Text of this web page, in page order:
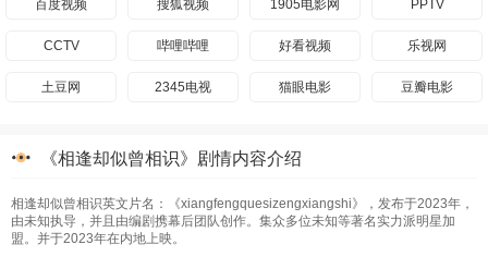
百度视频 搜狐视频 1905电影网 PPTV
CCTV 哔哩哔哩 好看视频 乐视网
土豆网 2345电视 猫眼电影 豆瓣电影
《相逢却似曾相识》剧情内容介绍
相逢却似曾相识英文片名：《xiangfengquesizengxiangshi》，发布于2023年，
由未知执导，并且由编剧携幕后团队创作。集众多位未知等著名实力派明星加
盟。并于2023年在内地上映。